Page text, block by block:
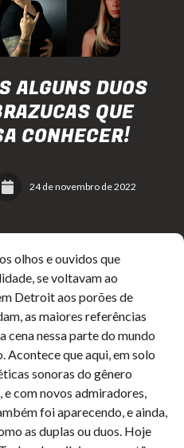
ALGUNS DUOS
QUE
CONHECER!
24 de novembro de 2022
olhos e ouvidos que
se voltavam ao
Detroit aos porões de
as maiores referências
cena nessa parte do mundo
que aqui, em solo
sonoras do gênero
e com novos admiradores,
foi aparecendo, e ainda,
as duplas ou duos. Hoje